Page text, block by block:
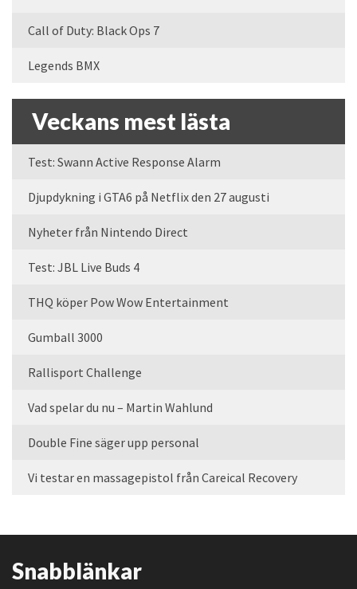
Call of Duty: Black Ops 7
Legends BMX
Veckans mest lästa
Test: Swann Active Response Alarm
Djupdykning i GTA6 på Netflix den 27 augusti
Nyheter från Nintendo Direct
Test: JBL Live Buds 4
THQ köper Pow Wow Entertainment
Gumball 3000
Rallisport Challenge
Vad spelar du nu – Martin Wahlund
Double Fine säger upp personal
Vi testar en massagepistol från Careical Recovery
Snabblänkar